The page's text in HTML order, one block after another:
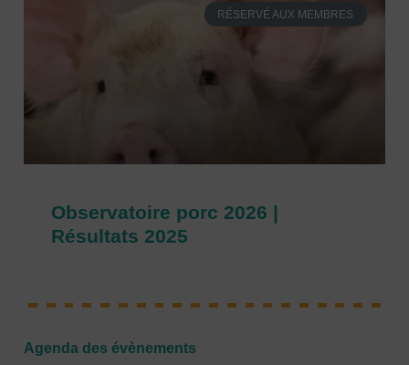
RÉSERVÉ AUX MEMBRES
Observatoire porc 2026 |
Résultats 2025
Agenda des évènements